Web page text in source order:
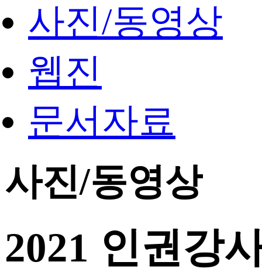
사진/동영상
웹진
문서자료
사진/동영상
2021 인권강